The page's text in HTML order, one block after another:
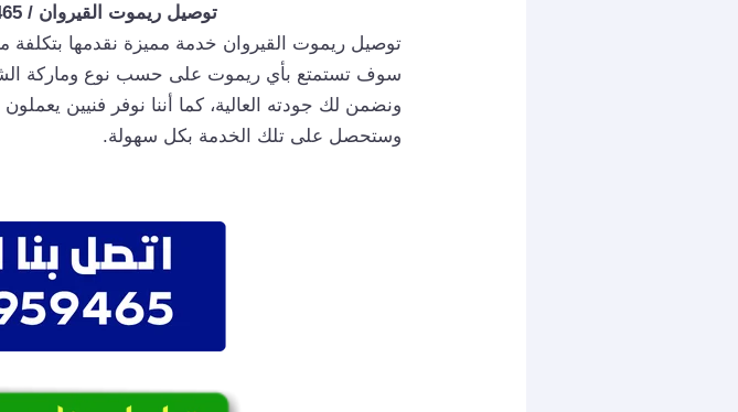
توصيل ريموت القيروان / 94959465 / بيع ريموت القيروان
سوف تستمتع بأي ريموت على حسب نوع وماركة
ونضمن لك جودته العالية، كما أننا نوفر فنيين
وستحصل على تلك الخدمة بكل سهولة.